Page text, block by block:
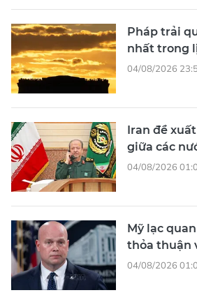
Pháp trải
nhất trong
04/08/2026
Iran đề
giữa các
04/08/2026
Mỹ lạc
thỏa thuận
04/08/2026